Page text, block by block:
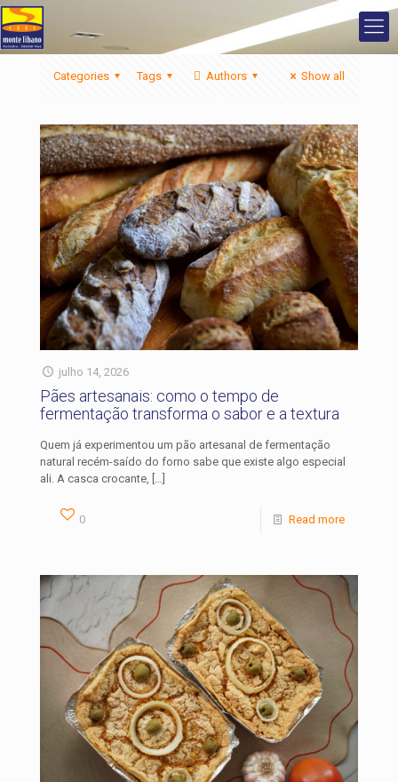
Categories Tags Authors Show all
julho 14, 2026
Pães artesanais: como o tempo de
fermentação transforma o sabor e a textura
Quem já experimentou um pão artesanal de fermentação
natural recém-saído do forno sabe que existe algo especial
ali. A casca crocante, […]
0 Read more